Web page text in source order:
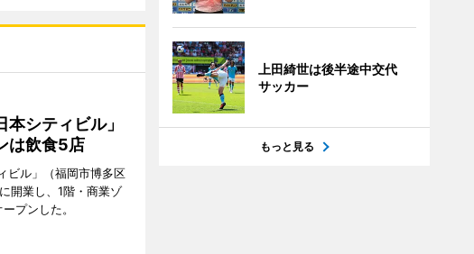
シティビル」
は飲食5店
ビル」（福岡市博多区
開業し、1階・商業ゾ
プンした。
上田綺世は後半途中交代
サッカー
もっと見る